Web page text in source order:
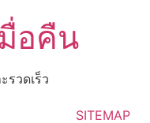
อคืน
รวดเร็ว
SITEMAP